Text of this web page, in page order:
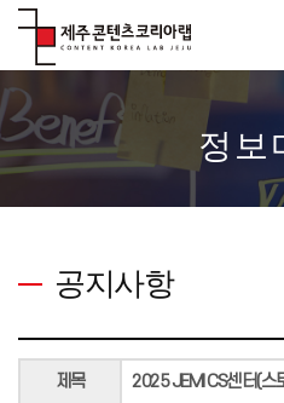
본
문
가
기
����������
정보
공지사항
제목 2025 JEMI CS센터(스